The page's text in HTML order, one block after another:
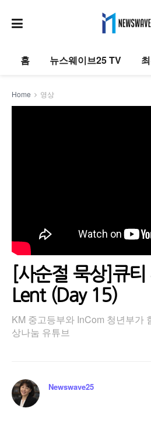
홈 뉴스웨이브25 TV
Home 영상
[사순절 묵상]큐
Lent (Day 15)
KM 중고등부와 InCom 청년부가
상나눔 유튜브
Newswave25